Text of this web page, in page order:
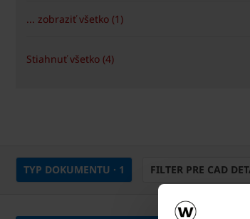
... zobraziť všetko (1)
Stiahnuť všetko (4)
TYP DOKUMENTU · 1 FILTER PRE CAD